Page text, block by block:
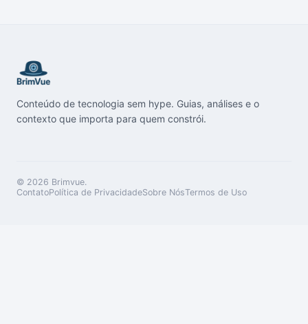
Conteúdo de tecnologia sem hype. Guias, análises e o
contexto que importa para quem constrói.
© 2026 Brimvue.
ContatoPolítica de PrivacidadeSobre NósTermos de Uso